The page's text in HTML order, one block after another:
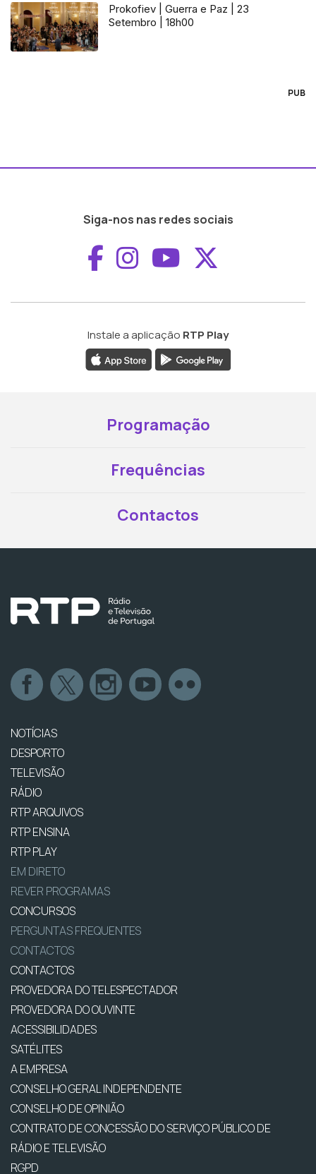
Prokofiev | Guerra e Paz | 23
Setembro | 18h00
PUB
Siga-nos nas redes sociais
Aceder ao
Aceder ao
Aceder ao
Instale a aplicação RTP Play
Programação
Frequências
Contactos
NOTÍCIAS
DESPORTO
TELEVISÃO
RÁDIO
RTP ARQUIVOS
RTP ENSINA
RTP PLAY
EM DIRETO
REVER PROGRAMAS
CONCURSOS
PERGUNTAS FREQUENTES
CONTACTOS
CONTACTOS
PROVEDORA DO TELESPECTADOR
PROVEDORA DO OUVINTE
ACESSIBILIDADES
SATÉLITES
A EMPRESA
CONSELHO GERAL INDEPENDENTE
CONSELHO DE OPINIÃO
CONTRATO DE CONCESSÃO DO SERVIÇO PÚBLICO DE
RÁDIO E TELEVISÃO
RGPD